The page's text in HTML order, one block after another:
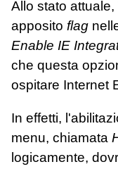
Allo stato
apposito flag
Enable IE
che questa
ospitare Internet
In effetti,
menu, chiamata
logicamente,